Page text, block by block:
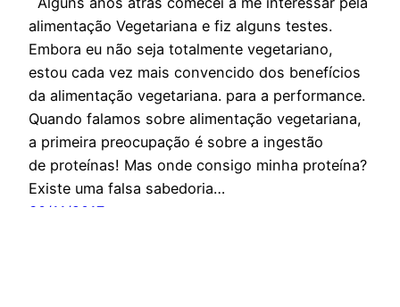
alimentação Vegetariana e fiz alguns testes.
Embora eu não seja totalmente vegetariano,
estou cada vez mais convencido dos benefícios
da alimentação vegetariana. para a performance.
Quando falamos sobre alimentação vegetariana,
a primeira preocupação é sobre a ingestão
de proteínas! Mas onde consigo minha proteína?
Existe uma falsa sabedoria…
30/11/2017